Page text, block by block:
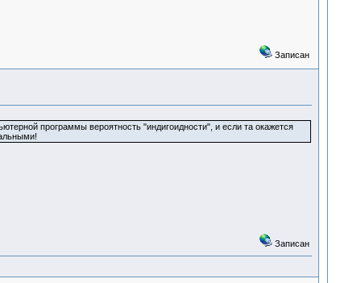
Записан
программы вероятность "индигоидности", и если та окажется
Записан